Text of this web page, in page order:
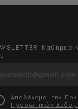
Αποδέχομαι την
Προσωπικών